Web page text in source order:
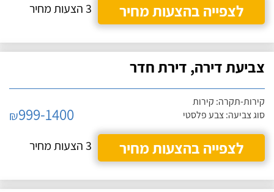
לצפייה בהצעות מחיר
3 הצעות מחיר
צביעת דירה, דירת חדר
קירות-תקרה: קירות
סוג צביעה: צבע פלסטי
₪999-1400
לצפייה בהצעות מחיר
3 הצעות מחיר